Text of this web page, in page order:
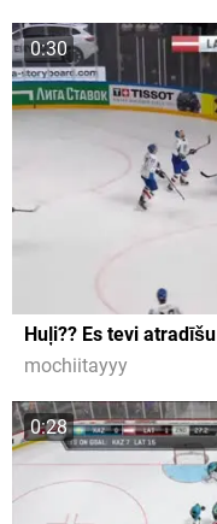
0:30
Huļi?? Es tevi
mochiitayyy
0:28